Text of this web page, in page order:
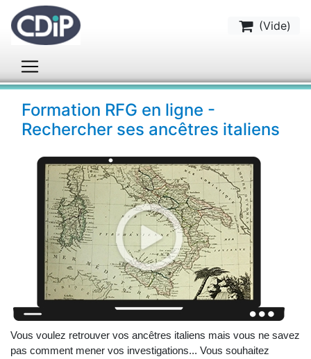
(Vide)
Formation RFG en ligne -
Rechercher ses ancêtres italiens
Vous voulez retrouver vos ancêtres italiens mais vous ne savez
pas comment mener vos investigations... Vous souhaitez